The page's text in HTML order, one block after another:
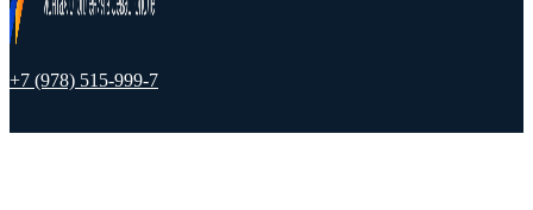
+7 (978) 515-999-7